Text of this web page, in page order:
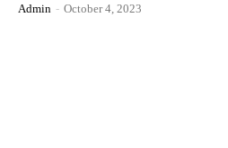
Admin - October 4, 2023